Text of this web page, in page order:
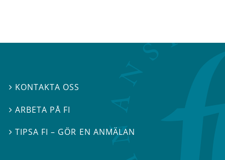
 KONTAKTA OSS
 ARBETA PÅ FI
TIPSA FI – GÖR EN ANMÄLAN